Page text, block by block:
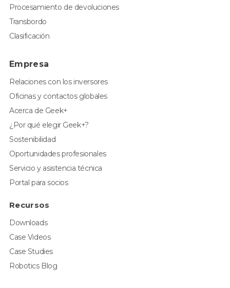
Procesamiento de devoluciones
Transbordo
Clasificación
Empresa
Relaciones con los inversores
Oficinas y contactos globales
Acerca de Geek+
¿Por qué elegir Geek+?
Sostenibilidad
Oportunidades profesionales
Servicio y asistencia técnica
Portal para socios
Recursos
Downloads
Case Videos
Case Studies
Robotics Blog